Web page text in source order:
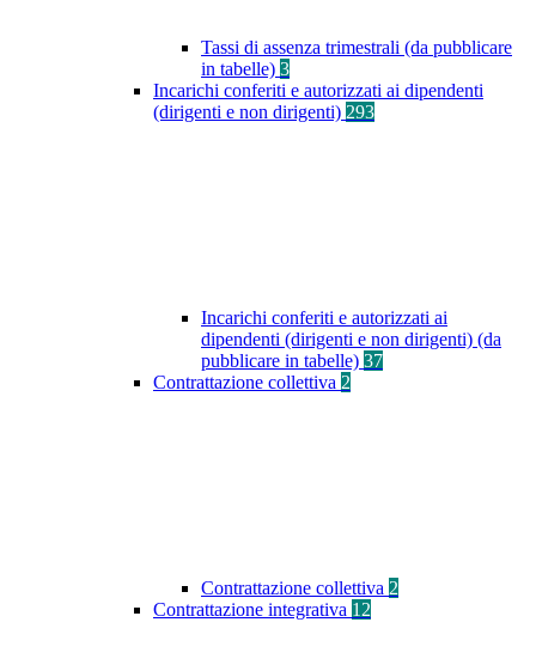
Tassi di assenza trimestrali (da pubblicare
in tabelle) 3
Incarichi conferiti e autorizzati ai dipendenti
(dirigenti e non dirigenti) 293
Incarichi conferiti e autorizzati ai
dipendenti (dirigenti e non dirigenti) (da
pubblicare in tabelle) 37
Contrattazione collettiva 2
Contrattazione collettiva 2
Contrattazione integrativa 12